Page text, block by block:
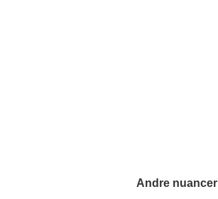
Andre nuancer